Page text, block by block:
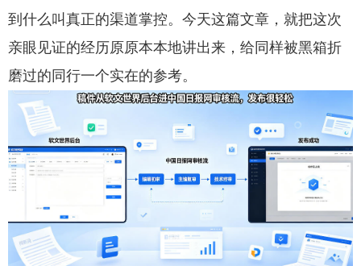
到什么叫真正的渠道掌控。今天这篇文章，就把这次
亲眼见证的经历原原本本地讲出来，给同样被黑箱折
磨过的同行一个实在的参考。